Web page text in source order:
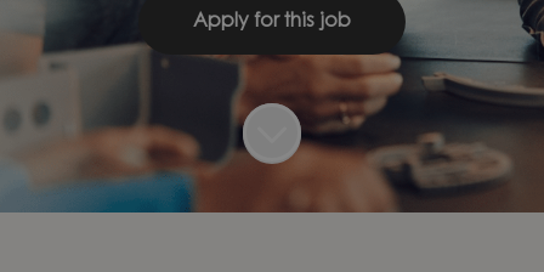
Apply for this job